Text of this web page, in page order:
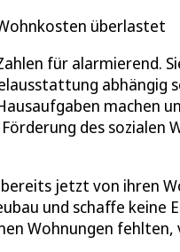
überlastet
für alarmierend.
abhängig
machen
des
jetzt von ihren
und schaffe
Wohnungen